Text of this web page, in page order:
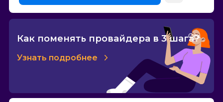
Как поменять провайдера в 3 шага?
Узнать подробнее